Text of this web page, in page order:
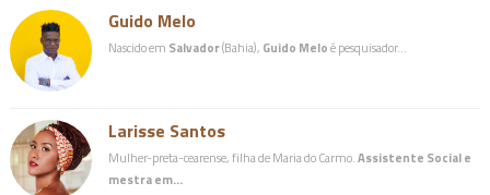
Guido Melo
Nascido em Salvador(Bahia), Guido Meloé pesquisador…
Larisse Santos
Mulher-preta-cearense, filha de Maria do Carmo.Assistente Social e
mestra em…